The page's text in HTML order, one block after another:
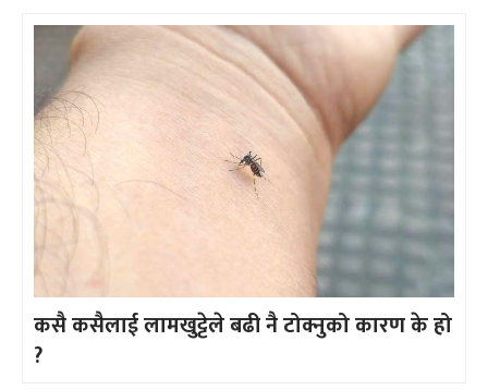
कसै कसैलाई लामखुट्टेले बढी नै टोक्नुको कारण के हो
?